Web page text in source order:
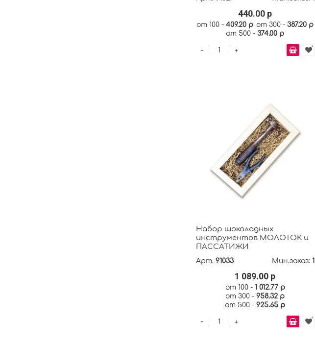
440.00 р
от 100 -409.20 р от 300 -387.20 р
от 500 -374.00 р
+
-
Набор шоколадных
инструментов МОЛОТОК и
ПАССАТИЖИ
Арт. 91033 Мин.заказ: 1
1 089.00 р
от 100 - 1 012.77 р
от 300 -958.32 р
от 500 -925.65 р
+
-